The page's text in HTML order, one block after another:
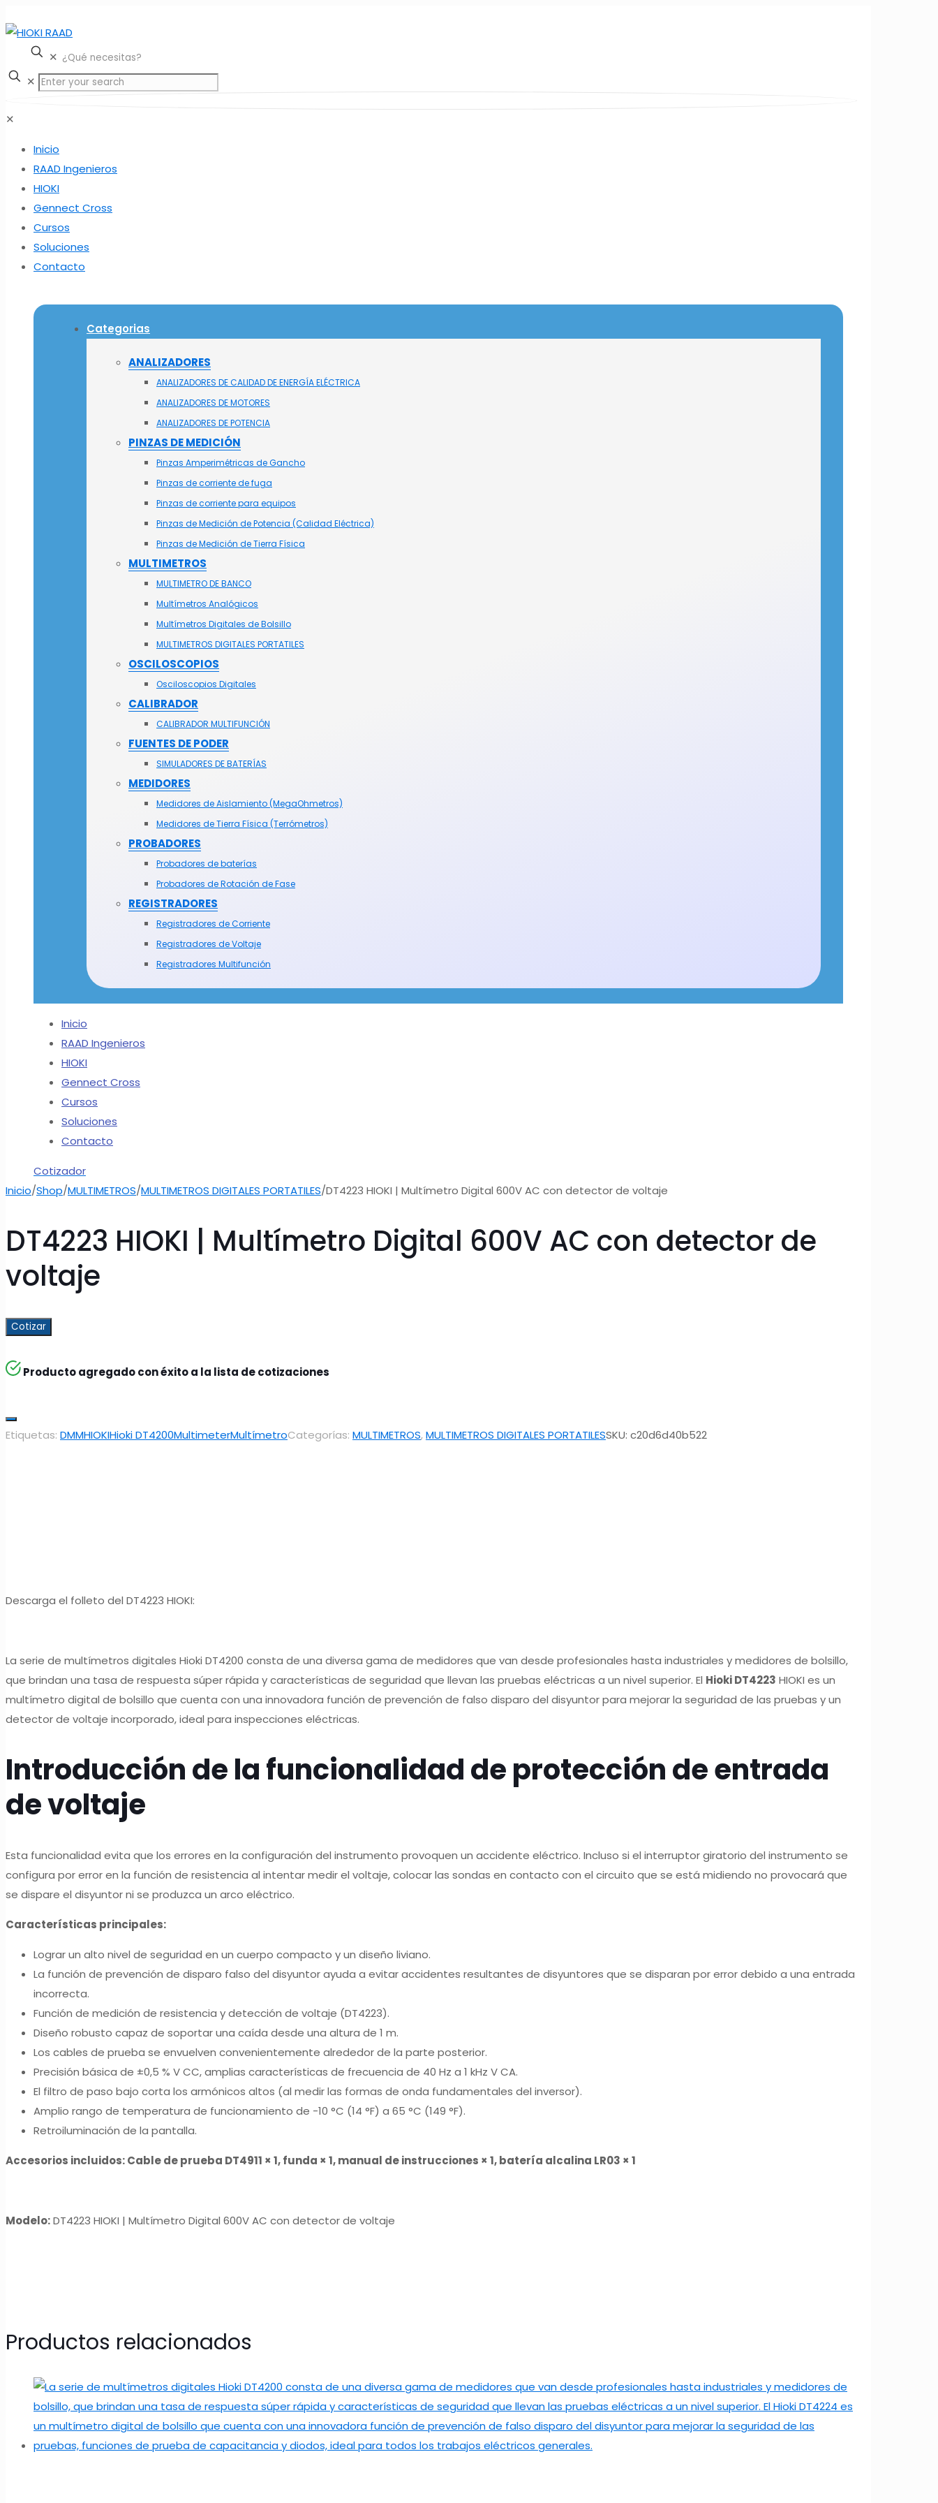
✕
✕
✕
Inicio
RAAD Ingenieros
HIOKI
Gennect Cross
Cursos
Soluciones
Contacto
Categorias
ANALIZADORES
ANALIZADORES DE CALIDAD DE ENERGÍA ELÉCTRICA
ANALIZADORES DE MOTORES
ANALIZADORES DE POTENCIA
PINZAS DE MEDICIÓN
Pinzas Amperimétricas de Gancho
Pinzas de corriente de fuga
Pinzas de corriente para equipos
Pinzas de Medición de Potencia (Calidad Eléctrica)
Pinzas de Medición de Tierra Física
MULTIMETROS
MULTIMETRO DE BANCO
Multímetros Analógicos
Multímetros Digitales de Bolsillo
MULTIMETROS DIGITALES PORTATILES
OSCILOSCOPIOS
Osciloscopios Digitales
CALIBRADOR
CALIBRADOR MULTIFUNCIÓN
FUENTES DE PODER
SIMULADORES DE BATERÍAS
MEDIDORES
Medidores de Aislamiento (MegaOhmetros)
Medidores de Tierra Física (Terrómetros)
PROBADORES
Probadores de baterías
Probadores de Rotación de Fase
REGISTRADORES
Registradores de Corriente
Registradores de Voltaje
Registradores Multifunción
Inicio
RAAD Ingenieros
HIOKI
Gennect Cross
Cursos
Soluciones
Contacto
Cotizador
Inicio/Shop/MULTIMETROS/MULTIMETROS DIGITALES PORTATILES/DT4223 HIOKI | Multímetro Digital 600V AC con detector de voltaje
DT4223 HIOKI | Multímetro Digital 600V AC con detector de
voltaje
Cotizar
Producto agregado con éxito a la lista de cotizaciones
Etiquetas: DMMHIOKIHioki DT4200MultimeterMultímetroCategorías: MULTIMETROS,MULTIMETROS DIGITALES PORTATILESSKU: c20d6d40b522
Descarga el folleto del DT4223 HIOKI:
La serie de multímetros digitales Hioki DT4200 consta de una diversa gama de medidores que van desde profesionales hasta industriales y medidores de bolsillo,
que brindan una tasa de respuesta súper rápida y características de seguridad que llevan las pruebas eléctricas a un nivel superior. El Hioki DT4223 HIOKI es un
multímetro digital de bolsillo que cuenta con una innovadora función de prevención de falso disparo del disyuntor para mejorar la seguridad de las pruebas y un
detector de voltaje incorporado, ideal para inspecciones eléctricas.
Introducción de la funcionalidad de protección de entrada
de voltaje
Esta funcionalidad evita que los errores en la configuración del instrumento provoquen un accidente eléctrico. Incluso si el interruptor giratorio del instrumento se
configura por error en la función de resistencia al intentar medir el voltaje, colocar las sondas en contacto con el circuito que se está midiendo no provocará que
se dispare el disyuntor ni se produzca un arco eléctrico.
Características principales:
Lograr un alto nivel de seguridad en un cuerpo compacto y un diseño liviano.
La función de prevención de disparo falso del disyuntor ayuda a evitar accidentes resultantes de disyuntores que se disparan por error debido a una entrada
incorrecta.
Función de medición de resistencia y detección de voltaje (DT4223).
Diseño robusto capaz de soportar una caída desde una altura de 1 m.
Los cables de prueba se envuelven convenientemente alrededor de la parte posterior.
Precisión básica de ±0,5 % V CC, amplias características de frecuencia de 40 Hz a 1 kHz V CA.
El filtro de paso bajo corta los armónicos altos (al medir las formas de onda fundamentales del inversor).
Amplio rango de temperatura de funcionamiento de -10 °C (14 °F) a 65 °C (149 °F).
Retroiluminación de la pantalla.
Accesorios incluidos: Cable de prueba DT4911 × 1, funda × 1, manual de instrucciones × 1, batería alcalina LR03 × 1
Modelo:DT4223 HIOKI | Multímetro Digital 600V AC con detector de voltaje
Productos relacionados